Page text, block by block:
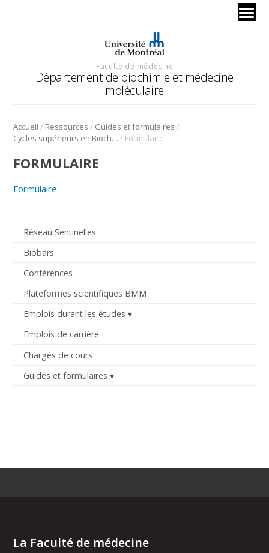
Faculté de médecine
Département de biochimie et médecine
moléculaire
Accueil / Ressources / Guides et formulaires /
Cycles supérieurs en Biochimie / Formulaire
Réseau Sentinelles
Biobars
Conférences
Plateformes scientifiques BMM
Emplois durant les études
Emplois de carrière
Chargés de cours
Guides et formulaires
FORMULAIRE
Formulaire
La Faculté de médecine